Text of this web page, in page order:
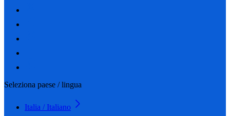
Seleziona paese / lingua
Italia / Italiano